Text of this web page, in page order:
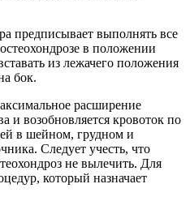
предписывает выполнять все
в положении
из лежачего положения
бок.
расширение
и возобновляется кровоток по
в шейном, грудном и
Следует учесть, что
не вылечить. Для
который назначает